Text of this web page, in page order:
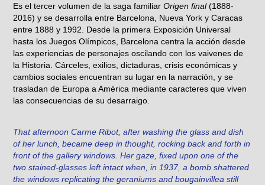
Es el tercer volumen de la saga familiarOrigen final(1888-
2016) y se desarrolla entre Barcelona, Nueva York y Caracas
entre 1888 y 1992. Desde la primera Exposición Universal
hasta los Juegos Olímpicos, Barcelona centra la acción desde
las experiencias de personajes oscilando con los vaivenes de
la Historia. Cárceles, exilios, dictaduras, crisis económicas y
cambios sociales encuentran su lugar en la narración, y se
trasladan de Europa a América mediante caracteres que viven
las consecuencias de su desarraigo.
That afternoon Carme Ribot, after washing the glass and dish
of her lunch, became deep in thought, rocking back and forth in
front of the gallery windows. Her gaze, fixed upon one of the
two stained-glasses left intact when, in 1937, a bomb shattered
the windows replicating the geraniums and bougainvillea still